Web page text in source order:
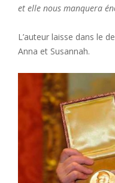
et elle nous manquera
L’auteur laisse dans le
Anna et Susannah.